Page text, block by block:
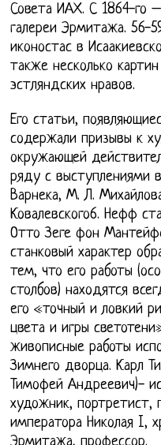
Совета ИАХ. С 1864-го
галереи Эрмитажа. 56-
иконостас в
также несколько
эстляндских нравов.
Его статьи,
содержали призывы к
окружающей
ряду с выступлениями
Варнека, М. Л.
Ковалевского6. Нефф
Отто Зеге фон
станковый характер
тем, что его работы
столбов) находятся
его «точный и ловкий
цвета и игры
живописные работы
Зимнего дворца. Карл
Тимофей Андреевич)-
художник, портретист,
императора Николая I,